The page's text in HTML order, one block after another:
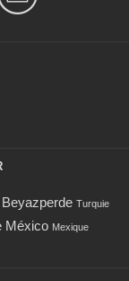
Beyazperde Turquie
México Mexique